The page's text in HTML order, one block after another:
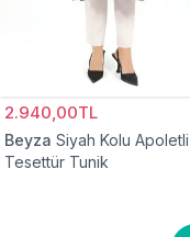
2.940,00TL
Beyza Siyah Kolu Apoletli
Tesettür Tunik